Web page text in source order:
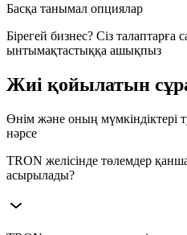
Басқа танымал опциялар
Бірегей бизнес? Сіз талаптарға
ынтымақтастыққа ашықпыз
Жиі қойылатын
Өнім және оның мүмкіндіктері
нәрсе
TRON желісінде төлемдер
асырылады?